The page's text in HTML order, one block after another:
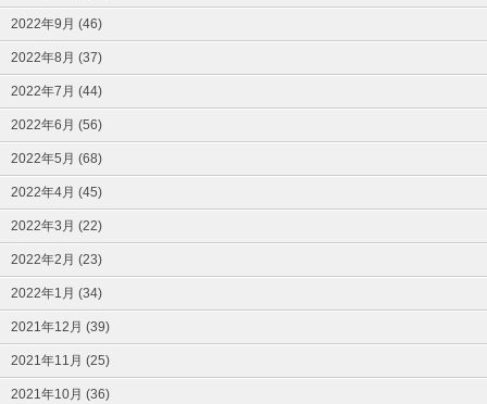
2022年9月 (46)
2022年8月 (37)
2022年7月 (44)
2022年6月 (56)
2022年5月 (68)
2022年4月 (45)
2022年3月 (22)
2022年2月 (23)
2022年1月 (34)
2021年12月 (39)
2021年11月 (25)
2021年10月 (36)